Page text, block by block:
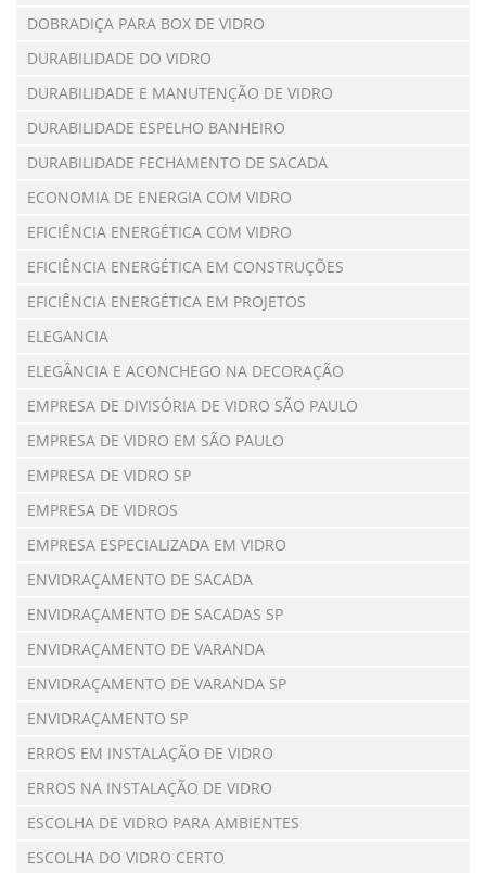
DOBRADIÇA PARA BOX DE VIDRO
DURABILIDADE DO VIDRO
DURABILIDADE E MANUTENÇÃO DE VIDRO
DURABILIDADE ESPELHO BANHEIRO
DURABILIDADE FECHAMENTO DE SACADA
ECONOMIA DE ENERGIA COM VIDRO
EFICIÊNCIA ENERGÉTICA COM VIDRO
EFICIÊNCIA ENERGÉTICA EM CONSTRUÇÕES
EFICIÊNCIA ENERGÉTICA EM PROJETOS
ELEGANCIA
ELEGÂNCIA E ACONCHEGO NA DECORAÇÃO
EMPRESA DE DIVISÓRIA DE VIDRO SÃO PAULO
EMPRESA DE VIDRO EM SÃO PAULO
EMPRESA DE VIDRO SP
EMPRESA DE VIDROS
EMPRESA ESPECIALIZADA EM VIDRO
ENVIDRAÇAMENTO DE SACADA
ENVIDRAÇAMENTO DE SACADAS SP
ENVIDRAÇAMENTO DE VARANDA
ENVIDRAÇAMENTO DE VARANDA SP
ENVIDRAÇAMENTO SP
ERROS EM INSTALAÇÃO DE VIDRO
ERROS NA INSTALAÇÃO DE VIDRO
ESCOLHA DE VIDRO PARA AMBIENTES
ESCOLHA DO VIDRO CERTO